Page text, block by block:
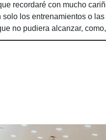
recordaré con mucho
los entrenamientos o
no pudiera alcanzar,
podremos conseguirlo.